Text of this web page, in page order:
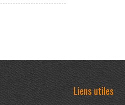
Liens utiles